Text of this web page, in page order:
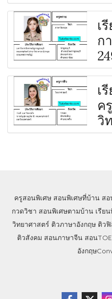
เ
ก
เ
ค
วิ
ครูสอนพิเศษ สอนพิเศษที่บ้าน สอ
กวดวิชา สอนพิเศษตามบ้าน เรีย
วิทยาศาสตร์ ติวภาษาอังกฤษ ติว
ติวสังคม สอนภาษาจีน สอน
อังกฤษ